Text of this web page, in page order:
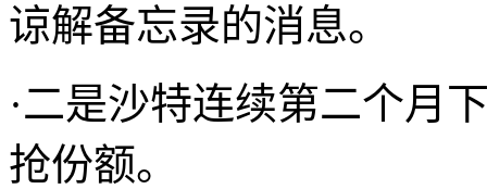
谅解备忘录的消息。
·二是沙特连续第二个月
抢份额。